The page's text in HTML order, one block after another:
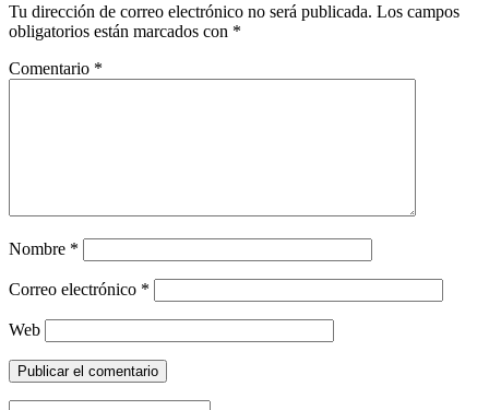
Tu dirección de correo electrónico no será publicada. Los campos
obligatorios están marcados con *
Comentario *
Nombre *
Correo electrónico *
Web